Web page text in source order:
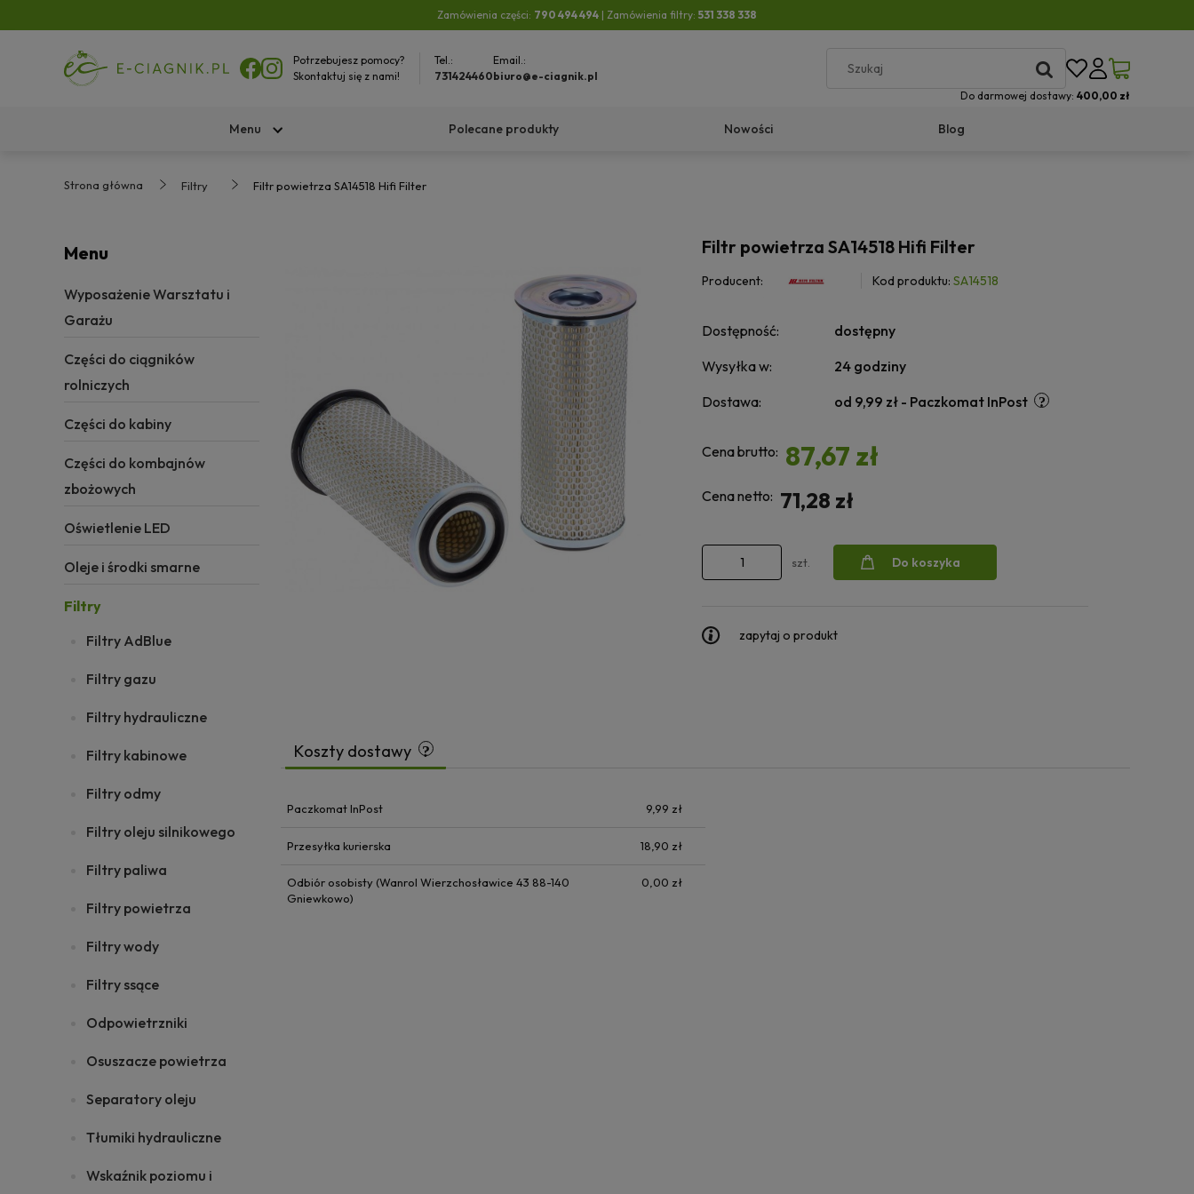
Zamówienia części: 790 494 494 | Zamówienia filtry: 531 338 338
Potrzebujesz pomocy?
Skontaktuj się z nami!
Tel.:
731424460
Email.:
biuro@e-ciagnik.pl
Do darmowej dostawy: 400,00 zł
Menu Polecane produkty Nowości Blog
Strona główna Filtry Filtr powietrza SA14518 Hifi Filter
Menu
Wyposażenie Warsztatu i
Garażu
Części do ciągników
rolniczych
Części do kabiny
Części do kombajnów
zbożowych
Oświetlenie LED
Oleje i środki smarne
Filtry
Filtry AdBlue
Filtry gazu
Filtry hydrauliczne
Filtry kabinowe
Filtry odmy
Filtry oleju silnikowego
Filtry paliwa
Filtry powietrza
Filtry wody
Filtry ssące
Odpowietrzniki
Osuszacze powietrza
Separatory oleju
Tłumiki hydrauliczne
Wskaźnik poziomu i
Filtr powietrza SA14518 Hifi Filter
Producent: Kod produktu: SA14518
Dostępność:
dostępny
Wysyłka w:
24 godziny
Dostawa:
od 9,99 zł - Paczkomat InPost
Cena brutto: 87,67 zł
Cena netto: 71,28 zł
szt. Do koszyka
zapytaj o produkt
Koszty dostawy
Paczkomat InPost 9,99 zł
Przesyłka kurierska 18,90 zł
Odbiór osobisty (Wanrol Wierzchosławice 43 88-140
Gniewkowo)
0,00 zł